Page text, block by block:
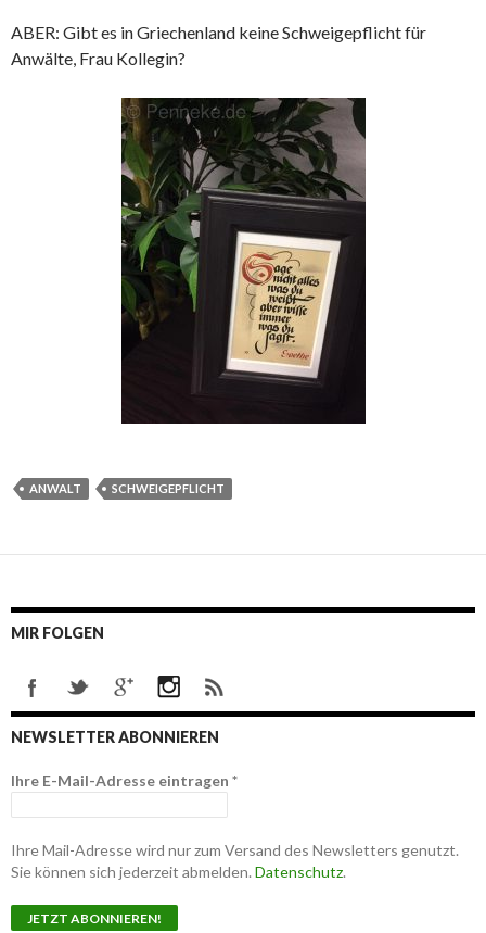
ABER: Gibt es in Griechenland keine Schweigepflicht für
Anwälte, Frau Kollegin?
ANWALT SCHWEIGEPFLICHT
MIR FOLGEN
NEWSLETTER ABONNIEREN
Ihre E-Mail-Adresse eintragen *
Ihre Mail-Adresse wird nur zum Versand des Newsletters genutzt.
Sie können sich jederzeit abmelden. Datenschutz.